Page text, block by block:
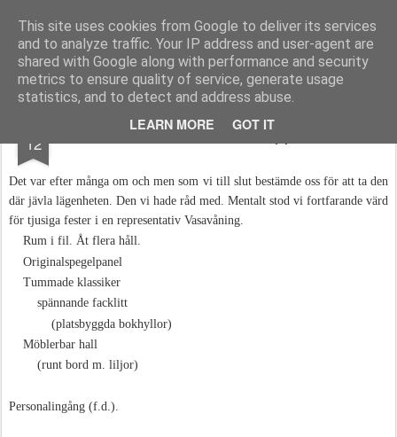
This site uses cookies from Google to deliver its services
and to analyze traffic. Your IP address and user-agent are
shared with Google along with performance and security
metrics to ensure quality of service, generate usage
statistics, and to detect and address abuse.
LEARN MORE GOT IT
kandochsmal.se
Start
12 Drömmar, undanstoppade
Det var efter många om och men som vi till slut bestämde oss för att ta den
där jävla lägenheten. Den vi hade råd med. Mentalt stod vi fortfarande värd
för tjusiga fester i en representativ Vasavåning.
Rum i fil. Åt flera håll.
Originalspegelpanel
Tummade klassiker
spännande facklitt
(platsbyggda bokhyllor)
Möblerbar hall
(runt bord m. liljor)
Personalingång (f.d.).